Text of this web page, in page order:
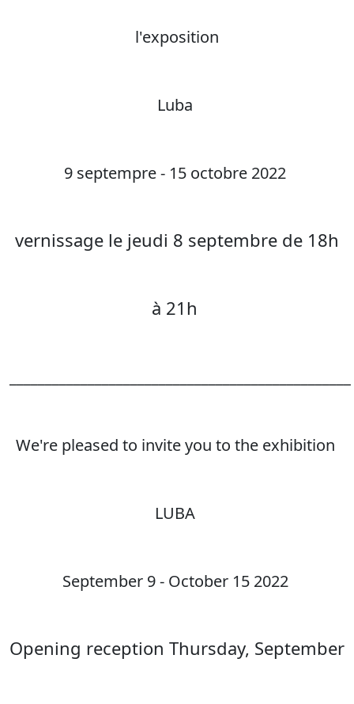
l'exposition
Luba
9 septempre - 15 octobre 2022
vernissage le jeudi 8 septembre de 18h
à 21h
We're pleased to invite you to the exhibition
LUBA
September 9 - October 15 2022
Opening reception Thursday, September